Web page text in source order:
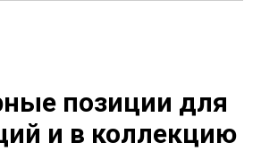
позиции для
и в коллекцию